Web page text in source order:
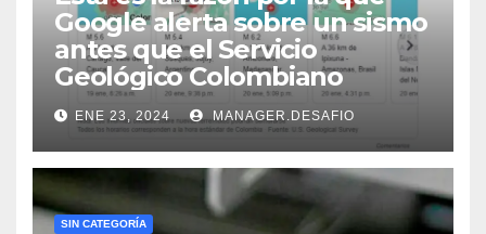
Google alerta sobre un sismo
antes que el Servicio
Geológico Colombiano
ENE 23, 2024 MANAGER.DESAFIO
SIN CATEGORÍA